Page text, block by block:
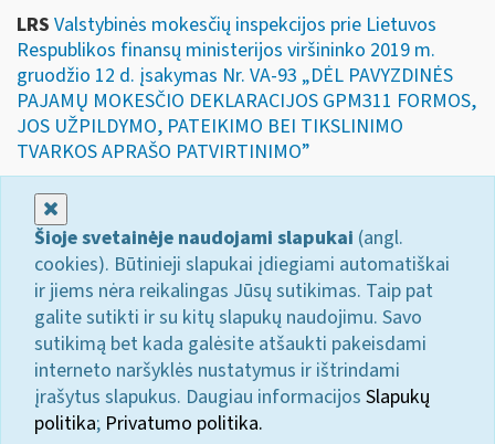
LRS Valstybinės mokesčių inspekcijos prie Lietuvos
Respublikos finansų ministerijos viršininko 2019 m.
gruodžio 12 d. įsakymas Nr. VA-93 „DĖL PAVYZDINĖS
PAJAMŲ MOKESČIO DEKLARACIJOS GPM311 FORMOS,
JOS UŽPILDYMO, PATEIKIMO BEI TIKSLINIMO
TVARKOS APRAŠO PATVIRTINIMO”
Šioje svetainėje naudojami slapukai (angl.
cookies). Būtinieji slapukai įdiegiami automatiškai
ir jiems nėra reikalingas Jūsų sutikimas. Taip pat
galite sutikti ir su kitų slapukų naudojimu. Savo
sutikimą bet kada galėsite atšaukti pakeisdami
interneto naršyklės nustatymus ir ištrindami
įrašytus slapukus. Daugiau informacijos Slapukų
politika; Privatumo politika.